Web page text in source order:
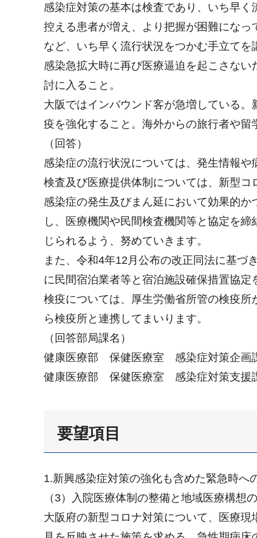
感染症対策の基本は検査であり、いち早
控える患者が増え、より把握が困難にな
など、いち早く流行状況をつかむ手立てを
感染急拡大時に再び医療逼迫を起こさな
討に入ること。
大阪ではインバウンド客が急増している
疫を強化すること。海外からの旅行者や留
（回答）
感染症の流行状況については、発生情報
検査及び医療提供体制については、新型
感染症の発生及びまん延において効果的
し、医療機関や民間検査機関等と協定を
じられるよう、努めていきます。
また、令和4年12月公布の改正同法に基づ
に民間宿泊業者等と宿泊施設確保措置協定
検疫については、厚生労働省所管の検疫
ら検疫所と連携してまいります。
（回答部局課名）
健康医療部 保健医療室 感染症対策企画
健康医療部 保健医療室 感染症対策支援
要望項目
1.新興感染症対策の強化も含めた緊急時
（3）入院医療体制の整備と地域医療構想
大阪府の新型コロナ対策について、医療